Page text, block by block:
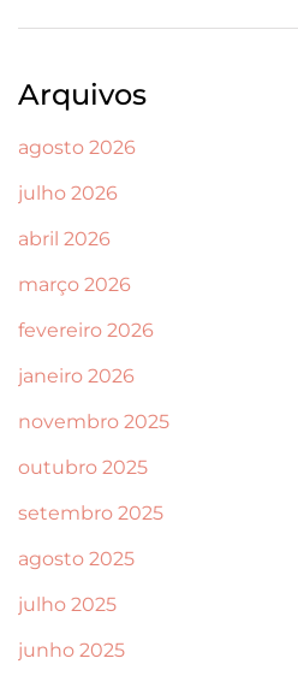
Arquivos
agosto 2026
julho 2026
abril 2026
março 2026
fevereiro 2026
janeiro 2026
novembro 2025
outubro 2025
setembro 2025
agosto 2025
julho 2025
junho 2025